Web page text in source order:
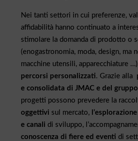
Nei tanti settori in cui preferenze,
affidabilità hanno continuato a
stimolare la domanda di prodotto o
(enogastronomia, moda, design, ma
macchine utensili, apparecchiature
percorsi personalizzati. Grazie alla
e consolidata di JMAC e del
progetti possono prevedere la
oggettivi sul mercato,
e canali di sviluppo,
conoscenza di fiere ed eventi di